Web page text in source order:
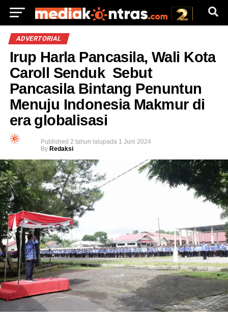
ADVERTORIAL
Irup Harla Pancasila, Wali Kota
Caroll Senduk Sebut
Pancasila Bintang Penuntun
Menuju Indonesia Makmur di
era globalisasi
Published 2 tahun lalupada 1 Juni 2024
By Redaksi